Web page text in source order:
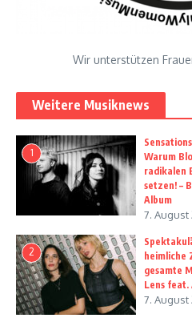
Wir unterstützen
Weitere Musiknews
1
Warum
radikalen
setzen! –
Album
7. August
2
heimliche
gesamte
Lens feat.
7. August